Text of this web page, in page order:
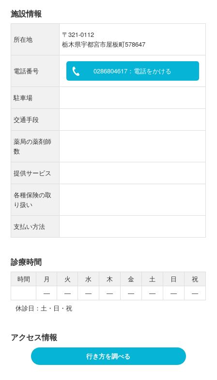
施設情報
所在地
〒321-0112
栃木県宇都宮市屋板町578647
電話番号 0286804617：電話をかける
駐車場
交通手段
薬局の薬剤師
数
提供サービス
各種保険の取
り扱い
支払い方法
診療時間
時間 月 火 水 木 金 土 日
祝
―
― ― ― ― ― ―
―
休診日：土・日・祝
アクセス情報
行き方を調べる